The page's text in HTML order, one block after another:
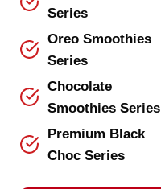
Series
Oreo Smoothies
Series
Chocolate
Smoothies Series
Premium Black
Choc Series